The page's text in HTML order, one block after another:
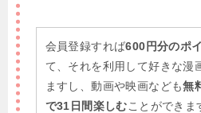
会員登録すれば600円分のポ
て、それを利用して好きな漫
ますし、動画や映画なども無
で31日間楽しむことができま